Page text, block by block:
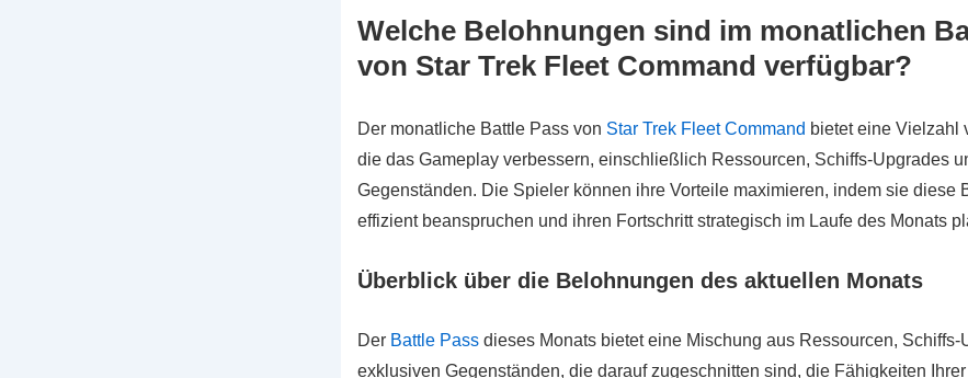
Welche Belohnungen sind im monatlichen
von Star Trek Fleet Command verfügbar?
Der monatliche Battle Pass von Star Trek Fleet Command bietet eine Vielzahl
die das Gameplay verbessern, einschließlich Ressourcen, Schiffs-Upgrades
Gegenständen. Die Spieler können ihre Vorteile maximieren, indem sie diese
effizient beanspruchen und ihren Fortschritt strategisch im Laufe des Monats
Überblick über die Belohnungen des aktuellen Monats
Der Battle Passdieses Monats bietet eine Mischung aus Ressourcen, Schiffs-
exklusiven Gegenständen, die darauf zugeschnitten sind, die Fähigkeiten